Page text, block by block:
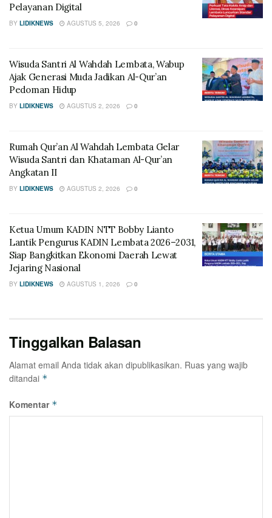
Pelayanan Digital
BY LIDIKNEWS AGUSTUS 5, 2026 0
Wisuda Santri Al Wahdah Lembata, Wabup
Ajak Generasi Muda Jadikan Al-Qur’an
Pedoman Hidup
BY LIDIKNEWS AGUSTUS 2, 2026 0
Rumah Qur’an Al Wahdah Lembata Gelar
Wisuda Santri dan Khataman Al-Qur’an
Angkatan II
BY LIDIKNEWS AGUSTUS 2, 2026 0
Ketua Umum KADIN NTT Bobby Lianto
Lantik Pengurus KADIN Lembata 2026–2031,
Siap Bangkitkan Ekonomi Daerah Lewat
Jejaring Nasional
BY LIDIKNEWS AGUSTUS 1, 2026 0
Tinggalkan Balasan
Alamat email Anda tidak akan dipublikasikan. Ruas yang wajib
ditandai *
Komentar *